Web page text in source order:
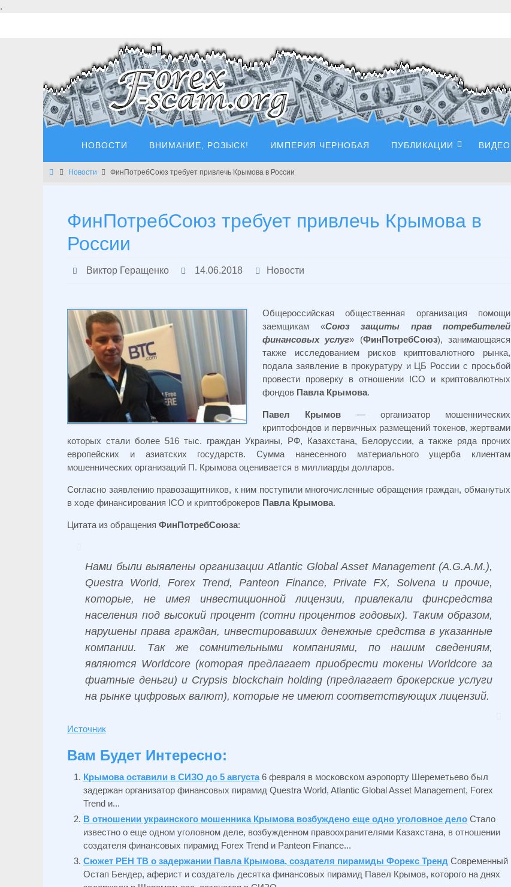
.
НОВОСТИ ВНИМАНИЕ, РОЗЫСК! ИМПЕРИЯ ЧЕРНОБАЯ ПУБЛИКАЦИИ ВИДЕО
Главная
Новости ФинПотребСоюз требует привлечь Крымова в России
ФинПотребСоюз требует привлечь Крымова в
России
Виктор Геращенко 14.06.2018 Новости
Общероссийская общественная организация помощи
заемщикам «Союз защиты прав потребителей
финансовых услуг» (ФинПотребСоюз), занимающаяся
также исследованием рисков криптовалютного рынка,
подала заявление в прокуратуру и ЦБ России с просьбой
провести проверку в отношении ICO и криптовалютных
фондов Павла Крымова.
Павел Крымов — организатор мошеннических
криптофондов и первичных размещений токенов, жертвами
которых стали более 516 тыс. граждан Украины, РФ, Казахстана, Белоруссии, а также ряда прочих
европейских и азиатских государств. Сумма нанесенного материального ущерба клиентам
мошеннических организаций П. Крымова оценивается в миллиарды долларов.
Согласно заявлению правозащитников, к ним поступили многочисленные обращения граждан, обманутых
в ходе финансирования ICO и криптоброкеров Павла Крымова.
Цитата из обращения ФинПотребСоюза:
Нами были выявлены организации Atlantic Global Asset Management (A.G.A.M.),
Questra World, Forex Trend, Panteon Finance, Private FX, Solvena и прочие,
которые, не имея инвестиционной лицензии, привлекали финсредства
населения под высокий процент (сотни процентов годовых). Таким образом,
нарушены права граждан, инвестировавших денежные средства в указанные
компании. Так же сомнительными компаниями, по нашим сведениям,
являются Worldcore (которая предлагает приобрести токены Worldcore за
фиатные деньги) и Crypsis blockchain holding (предлагает брокерские услуги
на рынке цифровых валют), которые не имеют соответствующих лицензий.
Источник
Вам Будет Интересно:
Крымова оставили в СИЗО до 5 августа 6 февраля в московском аэропорту Шереметьево был
задержан организатор финансовых пирамид Questra World, Atlantic Global Asset Management, Forex
Trend и...
В отношении украинского мошенника Крымова возбуждено еще одно уголовное дело Стало
известно о еще одном уголовном деле, возбужденном правоохранителями Казахстана, в отношении
создателя финансовых пирамид Forex Trend и Panteon Finance...
Сюжет РЕН ТВ о задержании Павла Крымова, создателя пирамиды Форекс Тренд Современный
Остап Бендер, аферист и создатель десятка финансовых пирамид Павел Крымов, которого на днях